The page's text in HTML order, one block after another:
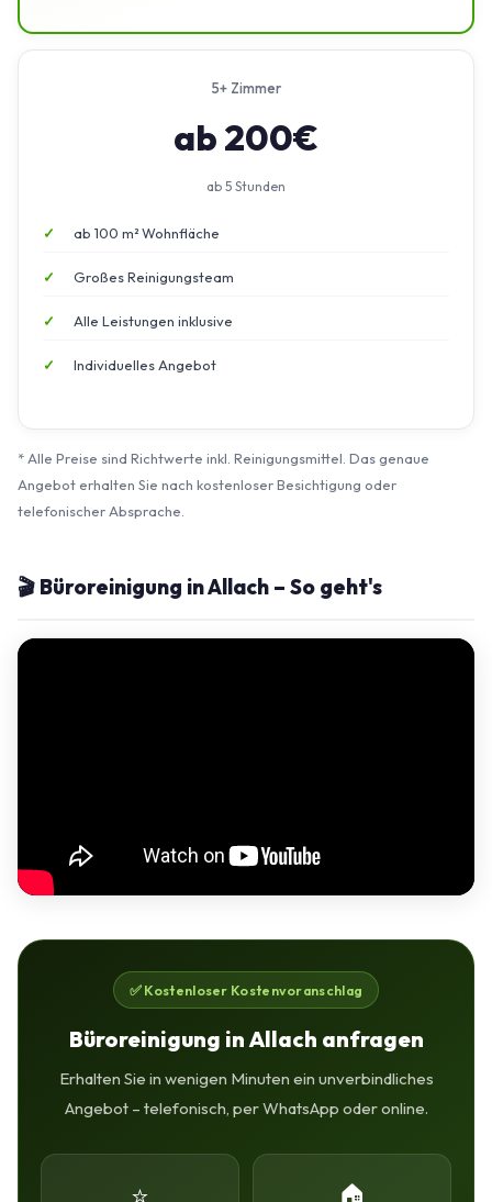
5+ Zimmer
ab 200€
ab 5 Stunden
ab 100 m² Wohnfläche
Großes Reinigungsteam
Alle Leistungen inklusive
Individuelles Angebot
* Alle Preise sind Richtwerte inkl. Reinigungsmittel. Das genaue
Angebot erhalten Sie nach kostenloser Besichtigung oder
telefonischer Absprache.
🎬 Büroreinigung in Allach – So geht's
✅ Kostenloser Kostenvoranschlag
Büroreinigung in Allach anfragen
Erhalten Sie in wenigen Minuten ein unverbindliches
Angebot – telefonisch, per WhatsApp oder online.